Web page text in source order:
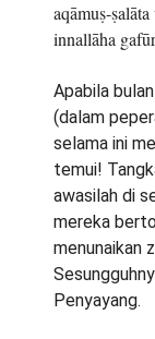
aqāmuṣ-
innallāha
Apabila
(dalam
selama ini
temui!
awasilah di
mereka
menunaikan
Penyayang.